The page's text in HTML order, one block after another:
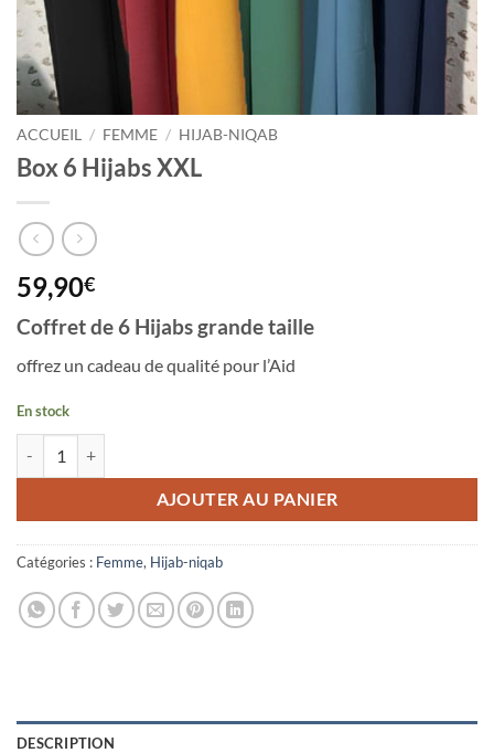
ACCUEIL / FEMME / HIJAB-NIQAB
Box 6 Hijabs XXL
59,90€
Coffret de 6 Hijabs grande taille
offrez un cadeau de qualité pour l’Aid
En stock
AJOUTER AU PANIER
Catégories : Femme, Hijab-niqab
DESCRIPTION